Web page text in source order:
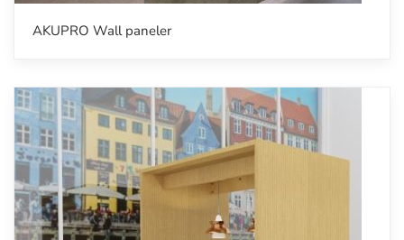
AKUPRO Wall paneler